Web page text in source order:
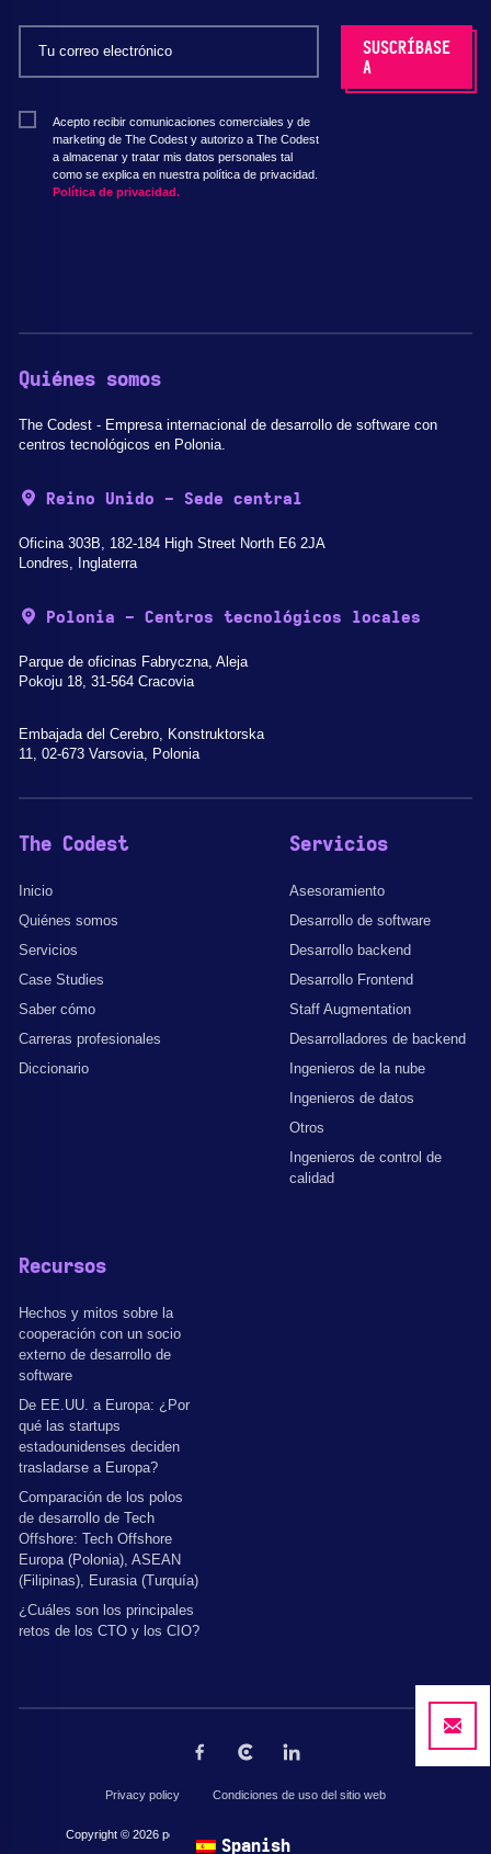
Acepto recibir comunicaciones comerciales y de
marketing de The Codest y autorizo a The Codest
a almacenar y tratar mis datos personales tal
como se explica en nuestra política de privacidad.
Política de privacidad.
Quiénes somos
The Codest - Empresa internacional de desarrollo de software con
centros tecnológicos en Polonia.
Reino Unido - Sede central
Oficina 303B, 182-184 High Street North E6 2JA
Londres, Inglaterra
Polonia - Centros tecnológicos locales
Parque de oficinas Fabryczna, Aleja
Pokoju 18, 31-564 Cracovia
Embajada del Cerebro, Konstruktorska
11, 02-673 Varsovia, Polonia
The Codest
Inicio
Quiénes somos
Servicios
Case Studies
Saber cómo
Carreras profesionales
Diccionario
Servicios
Asesoramiento
Desarrollo de software
Desarrollo backend
Desarrollo Frontend
Staff Augmentation
Desarrolladores de backend
Ingenieros de la nube
Ingenieros de datos
Otros
Ingenieros de control de
calidad
Recursos
Hechos y mitos sobre la
cooperación con un socio
externo de desarrollo de
software
De EE.UU. a Europa: ¿Por
qué las startups
estadounidenses deciden
trasladarse a Europa?
Comparación de los polos
de desarrollo de Tech
Offshore: Tech Offshore
Europa (Polonia), ASEAN
(Filipinas), Eurasia (Turquía)
¿Cuáles son los principales
retos de los CTO y los CIO?
Privacy policy Condiciones de uso del sitio web
Copyright © 2026 por The Codest. Todos los derechos reservados.
Spanish